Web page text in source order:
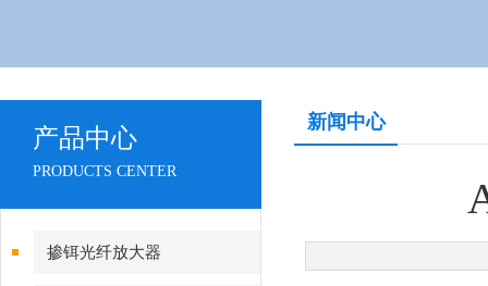
产品中心
PRODUCTS CENTER
掺铒光纤放大器
新闻中心